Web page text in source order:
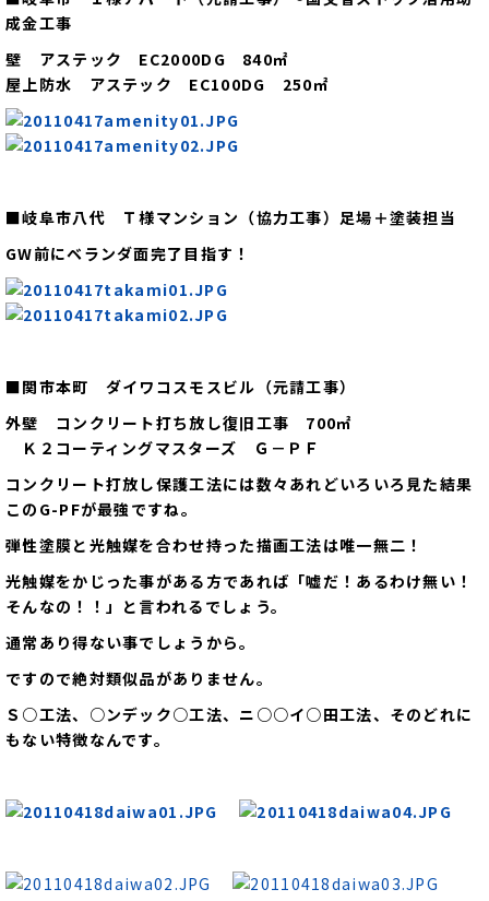
成金工事
壁 アステック EC2000DG 840㎡
屋上防水 アステック EC100DG 250㎡
■岐阜市八代 Ｔ様マンション（協力工事）足場＋塗装担当
GW前にベランダ面完了目指す！
■関市本町 ダイワコスモスビル（元請工事）
外壁 コンクリート打ち放し復旧工事 700㎡
Ｋ２コーティングマスターズ Ｇ－ＰＦ
コンクリート打放し保護工法には数々あれどいろいろ見た結果
このG-PFが最強ですね。
弾性塗膜と光触媒を合わせ持った描画工法は唯一無二！
光触媒をかじった事がある方であれば「嘘だ！あるわけ無い！
そんなの！！」と言われるでしょう。
通常あり得ない事でしょうから。
ですので絶対類似品がありません。
Ｓ○工法、○ンデック○工法、ニ○○イ○田工法、そのどれに
もない特徴なんです。